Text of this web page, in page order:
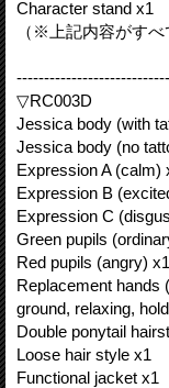
Character stand x1
（※上記内容がすべ
▽RC003D
Jessica body (with
Jessica body (no
Expression A (calm)
Expression B
Expression C
Green pupils
Red pupils (angry)
Replacement hands
ground, relaxing,
Double ponytail
Loose hair style x1
Functional jacket x1